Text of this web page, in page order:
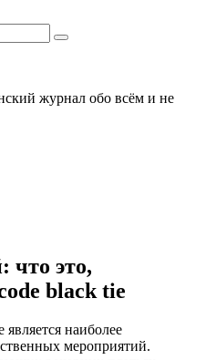
журнал обо всём и не
что это,
black tie
наиболее
мероприятий.